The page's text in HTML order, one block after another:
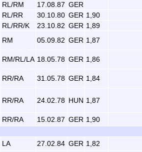
RL/RM 17.08.87 GER
RL/RR 30.10.80 GER 1,90
RL/RR/K 23.10.82 GER 1,89
RM 05.09.82 GER 1,87
RM/RL/LA 18.05.78 GER 1,86
RR/RA 31.05.78 GER 1,84
RR/RA 24.02.78 HUN 1,87
RR/RA 15.02.87 GER 1,90
LA 27.02.84 GER 1,82